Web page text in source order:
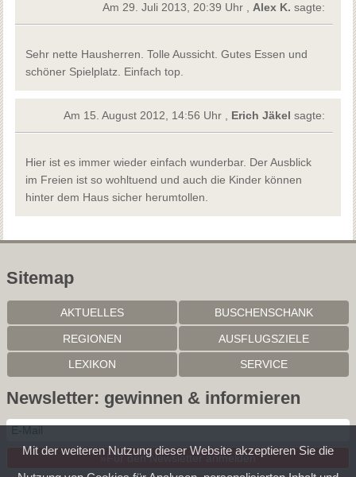
Am 29. Juli 2013, 20:39 Uhr ,Alex K.sagte:
Sehr nette Hausherren. Tolle Aussicht. Gutes Essen und
schöner Spielplatz. Einfach top.
Am 15. August 2012, 14:56 Uhr , Erich Jäkel sagte:
Hier ist es immer wieder einfach wunderbar. Der Ausblick
im Freien ist so wohltuend und auch die Kinder können
hinter dem Haus sicher herumtollen.
Sitemap
AKTUELLES BUSCHENSCHANK
REGIONEN AUSFLUGSZIELE
LEXIKON SERVICE
Newsletter: gewinnen & informieren
»Für den Newsletter anmelden
Mit der weiteren Nutzung dieser Website akzeptieren Sie die